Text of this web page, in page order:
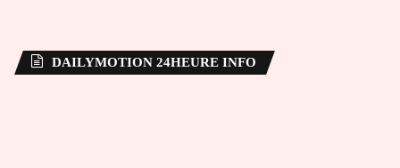
DAILYMOTION 24HEURE INFO